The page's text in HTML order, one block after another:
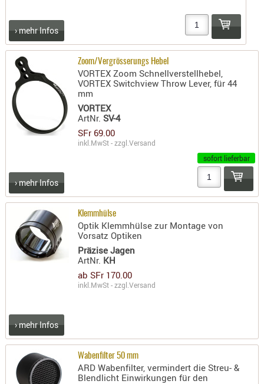
CHASSIS
-
CHASSIS-
RAILS
RIEMEN
› mehr Infos
Zoom/Vergrösserungs Hebel
VORTEX Zoom Schnellverstellhebel,
VORTEX Switchview Throw Lever, für 44
mm
VORTEX
ArtNr.SV-4
SFr 69.00
inkl.MwSt - zzgl.Versand
sofort lieferbar
› mehr Infos
Klemmhülse
Optik Klemmhülse zur Montage von
Vorsatz Optiken
Präzise Jagen
ArtNr. KH
ab SFr 170.00
inkl.MwSt - zzgl.Versand
› mehr Infos
Wabenfilter 50 mm
ARD Wabenfilter, vermindert die Streu- &
Blendlicht Einwirkungen für den